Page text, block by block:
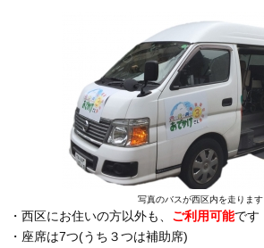
写真のバスが西区内を走ります
・西区にお住いの方以外も、 ご利用可能です
・座席は7つ(うち３つは補助席)